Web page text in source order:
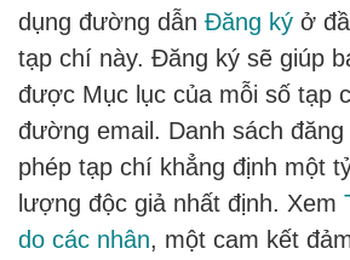
dụng đường dẫn Đăng ký ở
tạp chí này. Đăng ký sẽ giúp
được Mục lục của mỗi số tạp
đường email. Danh sách
phép tạp chí khẳng định một
lượng độc giả nhất định. Xem
do các nhân, một cam kết